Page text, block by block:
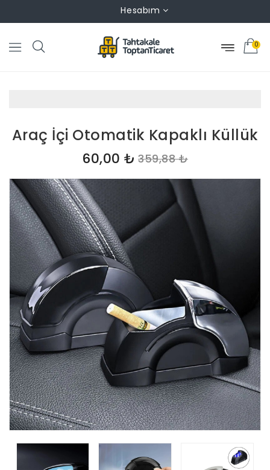
Hesabım
0
Araç İçi Otomatik Kapaklı Küllük
60,00 ₺ 359,88 ₺